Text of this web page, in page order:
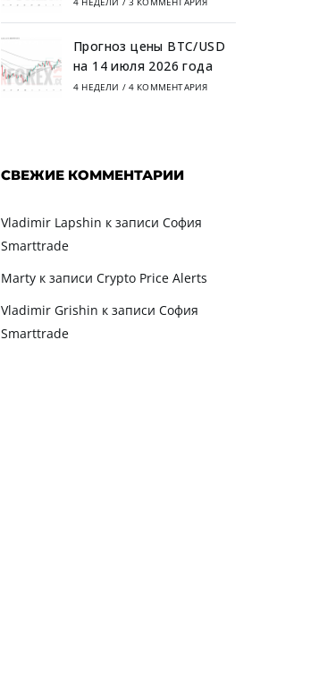
Прогноз цены BTC/USD
на 14 июля 2026 года
4 НЕДЕЛИ / 4 КОММЕНТАРИЯ
СВЕЖИЕ КОММЕНТАРИИ
Vladimir Lapshin к записи София
Smarttrade
Martyк записи Crypto Price Alerts
Vladimir Grishin к записи София
Smarttrade